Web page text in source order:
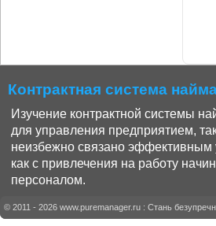
Контрактная система
Изучение контрактной системы
для управления предприятием,
неизбежно связано эффективным
как с привлечения на работу
персоналом.
© 2011 - 2026 www.puremanager.ru : Стань